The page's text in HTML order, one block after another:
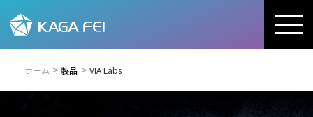
ホーム 製品 VIA Labs